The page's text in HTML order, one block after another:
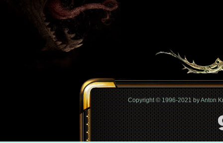
Copyright © 1996-2021 by Anton